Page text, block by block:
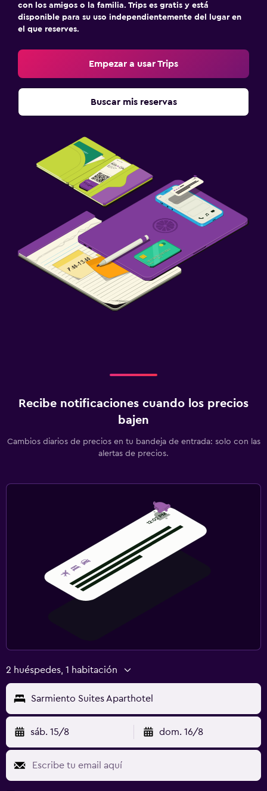
con los amigos o la familia. Trips es gratis y está
disponible para su uso independientemente del lugar en
el que reserves.
Empezar a usar Trips
Buscar mis reservas
Recibe notificaciones cuando los precios
bajen
Cambios diarios de precios en tu bandeja de entrada: solo con las
alertas de precios.
2 huéspedes, 1 habitación
Sarmiento Suites Aparthotel
sáb. 15/8 dom. 16/8